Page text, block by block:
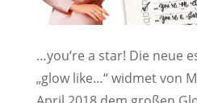
…you‘re a star! Die neue
„glow like…“ widmet von